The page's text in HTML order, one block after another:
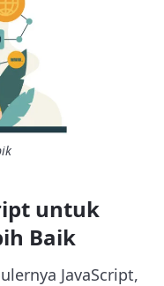
untuk
Baik
JavaScript,